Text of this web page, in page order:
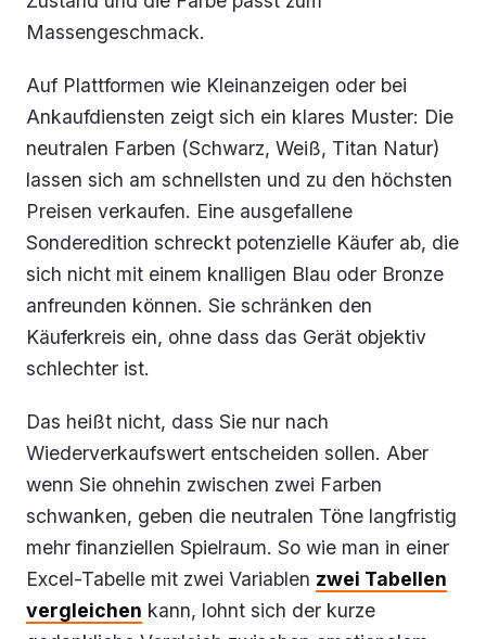
Massengeschmack.
Auf Plattformen wie Kleinanzeigen oder bei
Ankaufdiensten zeigt sich ein klares Muster: Die
neutralen Farben (Schwarz, Weiß, Titan Natur)
lassen sich am schnellsten und zu den höchsten
Preisen verkaufen. Eine ausgefallene
Sonderedition schreckt potenzielle Käufer ab, die
sich nicht mit einem knalligen Blau oder Bronze
anfreunden können. Sie schränken den
Käuferkreis ein, ohne dass das Gerät objektiv
schlechter ist.
Das heißt nicht, dass Sie nur nach
Wiederverkaufswert entscheiden sollen. Aber
wenn Sie ohnehin zwischen zwei Farben
schwanken, geben die neutralen Töne langfristig
mehr finanziellen Spielraum. So wie man in einer
Excel-Tabelle mit zwei Variablen zwei Tabellen
vergleichen kann, lohnt sich der kurze